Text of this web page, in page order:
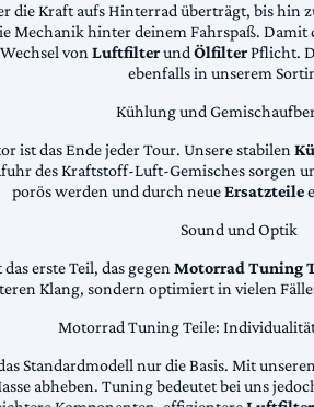
die Kraft aufs Hinterrad überträgt, bis hin
Mechanik hinter deinem Fahrspaß.
vonLuftfilterundÖlfilterPflicht.
ebenfalls in unserem
Kühlung und
ist das Ende jeder Tour. Unsere stabilen
des Kraftstoff-Luft-Gemisches sorgen
porös werden und durch neueErsatzteile
Sound und Optik
erste Teil, das gegenMotorrad Tuning
Klang, sondern optimiert in vielen
Motorrad Tuning Teile:
Standardmodell nur die Basis. Mit
abheben. Tuning bedeutet bei uns